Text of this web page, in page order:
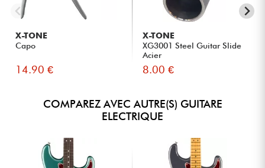
X-TONE
Capo
14.90 €
X-TONE
XG3001 Steel Guitar Slide
Acier
8.00 €
COMPAREZ AVEC AUTRE(S) GUITARE
ELECTRIQUE